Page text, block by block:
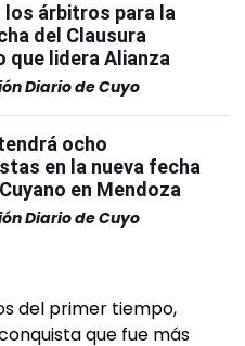
los árbitros para la
del Clausura
que lidera Alianza
Diario de Cuyo
ocho
en la nueva fecha
en Mendoza
Diario de Cuyo
del primer tiempo,
que fue más